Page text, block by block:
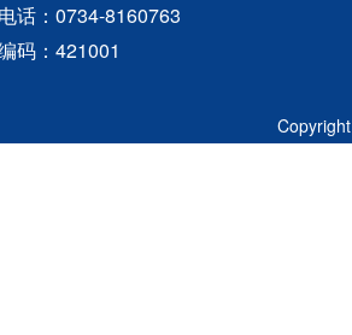
话：0734-8160763
码：421001